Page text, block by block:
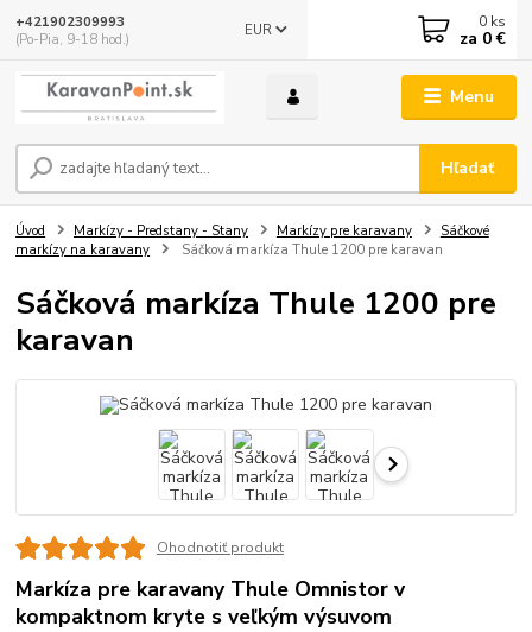
Menu
EUR
Hľadať
+421902309993
(Po-Pia, 9-18 hod.)
0 ks
za 0 €
Úvod Markízy - Predstany - Stany Markízy pre karavany
Sáčkové
markízy na karavany
Sáčková markíza Thule 1200 pre karavan
Sáčková markíza Thule 1200 pre
karavan
Ohodnotiť produkt
Markíza pre karavany Thule Omnistor v
kompaktnom kryte s veľkým výsuvom